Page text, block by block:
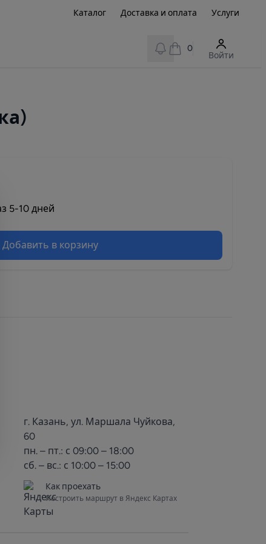
Каталог Доставка и оплата Услуги
View notifications
0
Войти
5-10 дней
Добавить в корзину
г. Казань, ул. Маршала Чуйкова,
60
пн. – пт.: с 09:00 – 18:00
сб. – вс.: с 10:00 – 15:00
Как проехать
Построить маршрут в Яндекс Картах